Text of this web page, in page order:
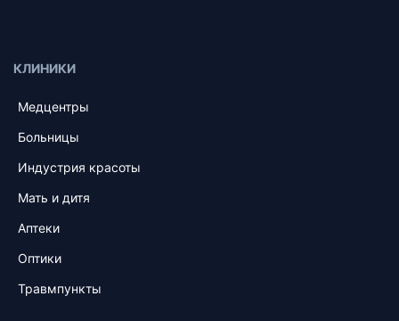
КЛИНИКИ
Медцентры
Больницы
Индустрия красоты
Мать и дитя
Аптеки
Оптики
Травмпункты